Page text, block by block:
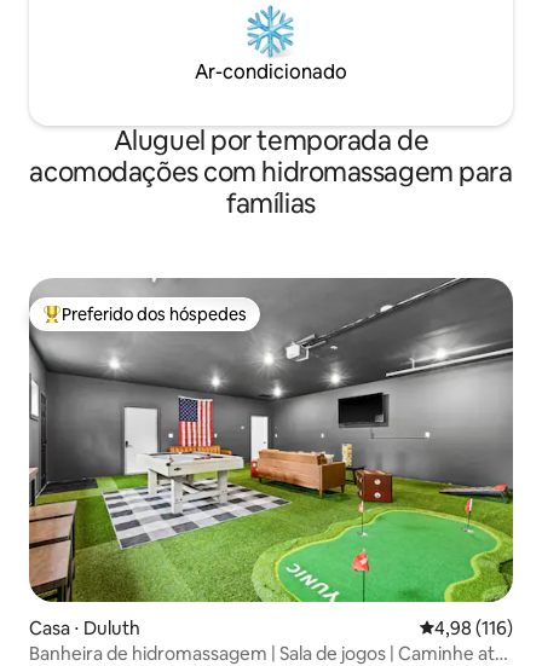
Ar-condicionado
Aluguel por temporada de
acomodações com hidromassagem para
famílias
Entre os melhores preferidos dos hóspedes
Preferido dos hóspedes
Casa ⋅ Duluth 4,98 de uma
4,98 (116)
Banheira de hidromassagem | Sala de jogos | Caminhe até